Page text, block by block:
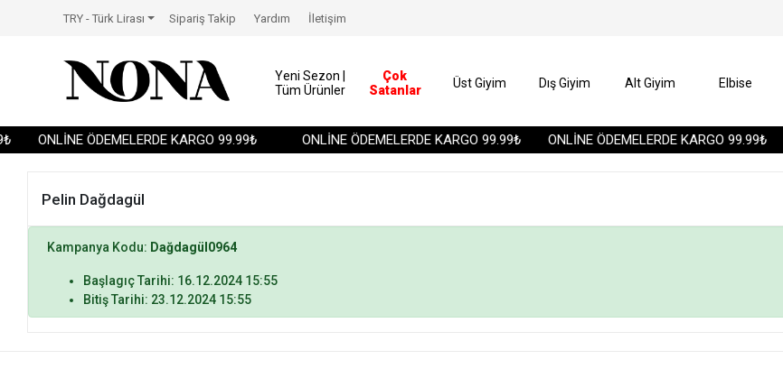
ONLİNE ÖDEMELERDE KARGO 99.99₺ ONLİNE ÖDEMELERDE KARGO 99.99₺ ONLİNE ÖDEMELERDE KARGO 99.99₺
TRY - Türk Lirası Sipariş Takip Yardım İletişim
Yeni Sezon |
Tüm Ürünler
Çok
Satanlar
Üst Giyim Dış Giyim Alt Giyim Elbise
Pelin Dağdagül
Kampanya Kodu: Dağdagül0964
Başlagıç Tarihi: 16.12.2024 15:55
Bitiş Tarihi: 23.12.2024 15:55